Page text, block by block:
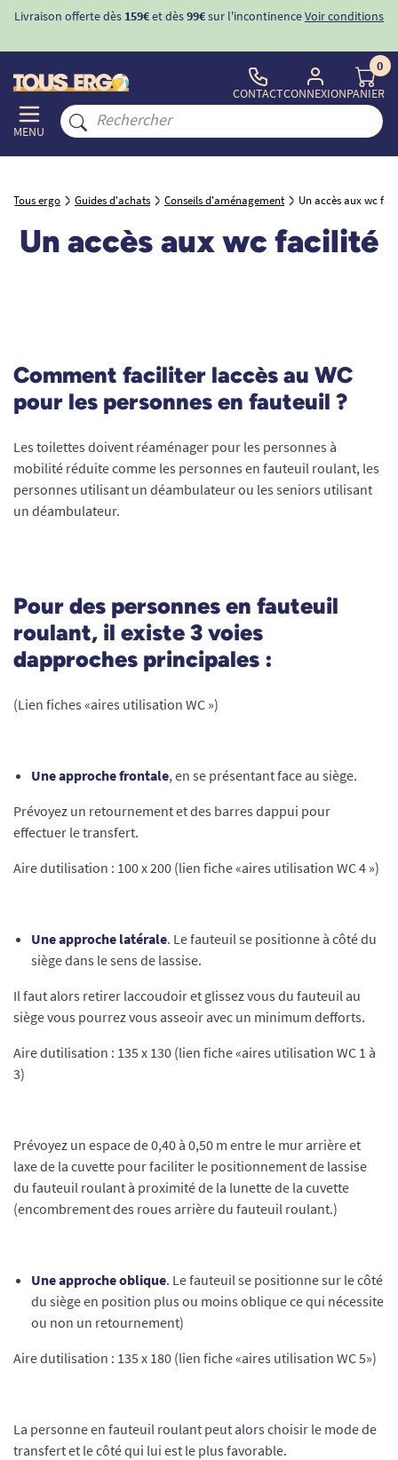
Livraison offerte dès 159€et dès99€sur l'incontinenceVoir conditions
MENU
CONTACTCONNEXION
0
PANIER
Tous ergo Guides d'achats Conseils d'aménagement Un accès aux wc
Un accès aux wc facilité
Comment faciliter laccès au WC
pour les personnes en fauteuil ?
Les toilettes doivent réaménager pour les personnes à
mobilité réduite comme les personnes en fauteuil roulant, les
personnes utilisant un déambulateur ou les seniors utilisant
un déambulateur.
Pour des personnes en fauteuil
roulant, il existe 3 voies
dapproches principales :
(Lien fiches «aires utilisation WC »)
Une approche frontale, en se présentant face au siège.
Prévoyez un retournement et des barres dappui pour
effectuer le transfert.
Aire dutilisation : 100 x 200 (lien fiche «aires utilisation WC 4 »)
Une approche latérale. Le fauteuil se positionne à côté du
siège dans le sens de lassise.
Il faut alors retirer laccoudoir et glissez vous du fauteuil au
siège vous pourrez vous asseoir avec un minimum defforts.
Aire dutilisation : 135 x 130 (lien fiche «aires utilisation WC 1 à
3)
Prévoyez un espace de 0,40 à 0,50 m entre le mur arrière et
laxe de la cuvette pour faciliter le positionnement de lassise
du fauteuil roulant à proximité de la lunette de la cuvette
(encombrement des roues arrière du fauteuil roulant.)
Une approche oblique. Le fauteuil se positionne sur le côté
du siège en position plus ou moins oblique ce qui nécessite
ou non un retournement)
Aire dutilisation : 135 x 180 (lien fiche «aires utilisation WC 5»)
La personne en fauteuil roulant peut alors choisir le mode de
transfert et le côté qui lui est le plus favorable.